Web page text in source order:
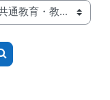
コースを検索する